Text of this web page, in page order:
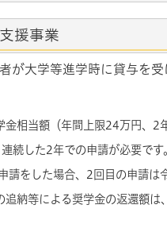
援事業
が大学等進学時に貸与を受
金相当額 （年間上限24万円、2
続した2年での申請が必要です
請をした場合、2回目の申請は
納等による奨学金の返還額は